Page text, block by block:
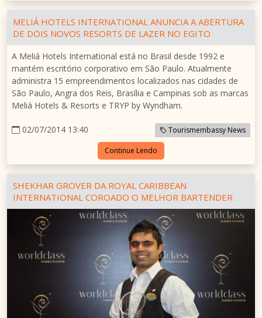
MELIÁ HOTELS INTERNATIONAL ANUNCIA A ABERTURA
DE DOIS NOVOS RESORTS DE LAZER NO EGITO
A Meliá Hotels International está no Brasil desde 1992 e
mantém escritório corporativo em São Paulo. Atualmente
administra 15 empreendimentos localizados nas cidades de
São Paulo, Angra dos Reis, Brasília e Campinas sob as marcas
Meliá Hotels & Resorts e TRYP by Wyndham.
02/07/2014 13:40 Tourismembassy News
Continue Lendo
SHEKHAR GROVER DA ROYAL CARIBBEAN
INTERNATIONAL COROADO O MELHOR BARTENDER